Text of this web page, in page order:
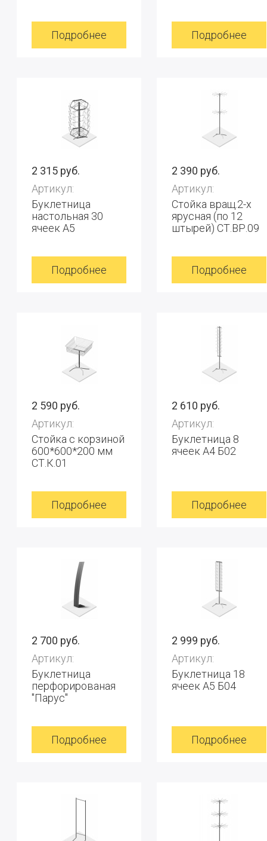
Подробнее Подробнее
2 315 руб.
Артикул:
Буклетница
настольная 30
ячеек А5
Подробнее
2 390 руб.
Артикул:
Стойка вращ.2-х
ярусная (по 12
штырей) СТ.ВР.09
Подробнее
2 590 руб.
Артикул:
Стойка с корзиной
600*600*200 мм
СТ.К.01
Подробнее
2 610 руб.
Артикул:
Буклетница 8
ячеек А4 Б02
Подробнее
2 700 руб.
Артикул:
Буклетница
перфорированая
"Парус"
Подробнее
2 999 руб.
Артикул:
Буклетница 18
ячеек А5 Б04
Подробнее